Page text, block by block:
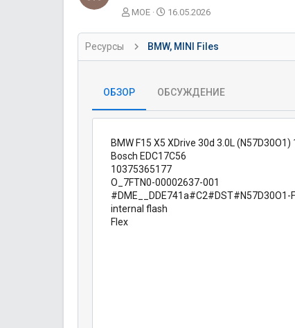
А
т
о
р
MOE
Д
т
а
с
з
д
а
я
16.05.2026
Ресурсы BMW, MINI Files
ОБЗОР ОБСУЖДЕНИЕ
BMW F15 X5 XDrive 30d 3.0L
Bosch EDC17C56
10375365177
O_7FTN0-00002637-001
internal flash
Flex